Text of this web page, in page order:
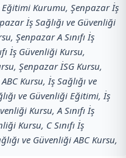
Eğitimi Kurumu, Şenpazar İş
İş Sağlığı ve Güvenliği
Şenpazar A Sınıfı İş
İş Güvenliği Kursu,
Şenpazar İSG Kursu,
Kursu, İş Sağlığı ve
ve Güvenliği Eğitimi, İş
Kursu, A Sınıfı İş
Kursu, C Sınıfı İş
ve Güvenliği ABC Kursu,